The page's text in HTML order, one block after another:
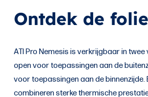
Ontdek de
ATI Pro Nemesis is verkrijgbaar in
open voor toepassingen aan de
voor toepassingen aan de binnenzijde.
combineren sterke thermische